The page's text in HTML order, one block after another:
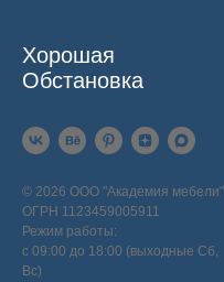
Хорошая
Обстановка
© 2026 ООО "Академия мебели"
ОГРН 1123459005911
Режим работы:
с 09:00 до 18:00 (выходные Сб,
Вс)